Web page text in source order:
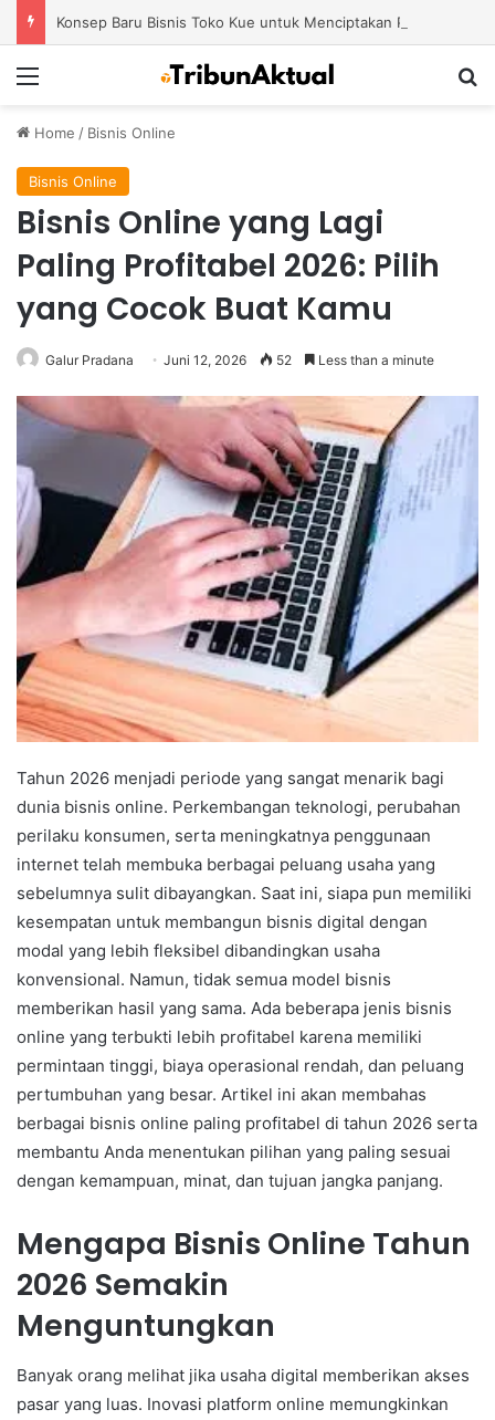
Home / Bisnis Online
Bisnis Online
Bisnis Online yang Lagi
Paling Profitabel 2026: Pilih
yang Cocok Buat Kamu
Galur Pradana Juni 12, 2026 52 Less than a minute
Tahun 2026 menjadi periode yang sangat menarik bagi
dunia bisnis online. Perkembangan teknologi, perubahan
perilaku konsumen, serta meningkatnya penggunaan
internet telah membuka berbagai peluang usaha yang
sebelumnya sulit dibayangkan. Saat ini, siapa pun memiliki
kesempatan untuk membangun bisnis digital dengan
modal yang lebih fleksibel dibandingkan usaha
konvensional. Namun, tidak semua model bisnis
memberikan hasil yang sama. Ada beberapa jenis bisnis
online yang terbukti lebih profitabel karena memiliki
permintaan tinggi, biaya operasional rendah, dan peluang
pertumbuhan yang besar. Artikel ini akan membahas
berbagai bisnis online paling profitabel di tahun 2026 serta
membantu Anda menentukan pilihan yang paling sesuai
dengan kemampuan, minat, dan tujuan jangka panjang.
Mengapa Bisnis Online Tahun
2026 Semakin
Menguntungkan
Banyak orang melihat jika usaha digital memberikan akses
pasar yang luas. Inovasi platform online memungkinkan